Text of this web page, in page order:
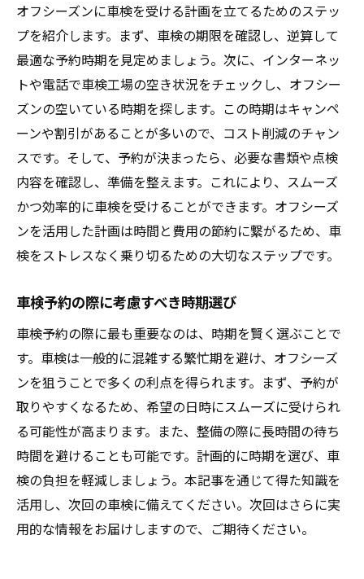
オフシーズンに車検を受ける計画を立てるためのステッ
プを紹介します。まず、車検の期限を確認し、逆算して
最適な予約時期を見定めましょう。次に、インターネッ
トや電話で車検工場の空き状況をチェックし、オフシー
ズンの空いている時期を探します。この時期はキャンペ
ーンや割引があることが多いので、コスト削減のチャン
スです。そして、予約が決まったら、必要な書類や点検
内容を確認し、準備を整えます。これにより、スムーズ
かつ効率的に車検を受けることができます。オフシーズ
ンを活用した計画は時間と費用の節約に繋がるため、車
検をストレスなく乗り切るための大切なステップです。
車検予約の際に考慮すべき時期選び
車検予約の際に最も重要なのは、時期を賢く選ぶことで
す。車検は一般的に混雑する繁忙期を避け、オフシーズ
ンを狙うことで多くの利点を得られます。まず、予約が
取りやすくなるため、希望の日時にスムーズに受けられ
る可能性が高まります。また、整備の際に長時間の待ち
時間を避けることも可能です。計画的に時期を選び、車
検の負担を軽減しましょう。本記事を通じて得た知識を
活用し、次回の車検に備えてください。次回はさらに実
用的な情報をお届けしますので、ご期待ください。